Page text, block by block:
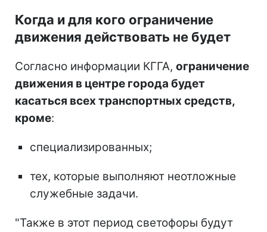
Когда и для кого ограничение
движения действовать не будет
Согласно информации КГГА, ограничение
движения в центре города будет
касаться всех транспортных средств,
кроме:
специализированных;
тех, которые выполняют неотложные
служебные задачи.
"Также в этот период светофоры будут